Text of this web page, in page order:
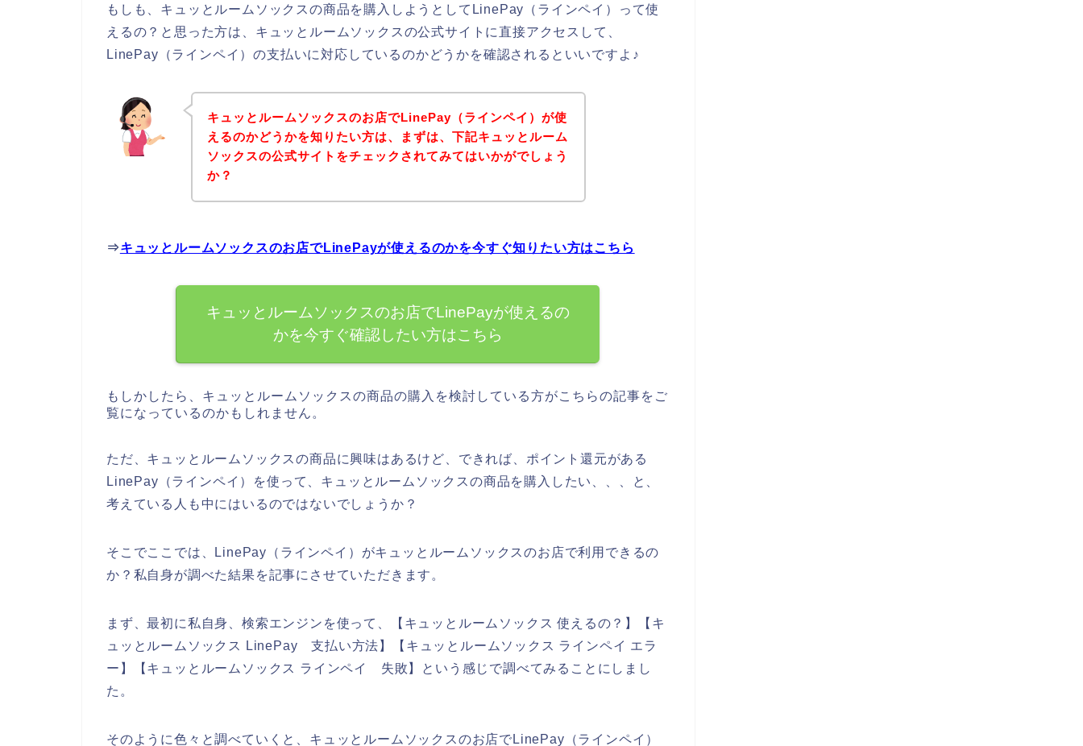
もしも、キュッとルームソックスの商品を購入しようとしてLinePay（ラインペイ）って使
えるの？と思った方は、キュッとルームソックスの公式サイトに直接アクセスして、
LinePay（ラインペイ）の支払いに対応しているのかどうかを確認されるといいですよ♪
キュッとルームソックスのお店でLinePay（ラインペイ）が使
えるのかどうかを知りたい方は、まずは、下記キュッとルーム
ソックスの公式サイトをチェックされてみてはいかがでしょう
か？
⇒キュッとルームソックスのお店でLinePayが使えるのかを今すぐ知りたい方はこちら
キュッとルームソックスのお店でLinePayが使えるの
かを今すぐ確認したい方はこちら
もしかしたら、キュッとルームソックスの商品の購入を検討している方がこちらの記事をご
覧になっているのかもしれません。
ただ、キュッとルームソックスの商品に興味はあるけど、できれば、ポイント還元がある
LinePay（ラインペイ）を使って、キュッとルームソックスの商品を購入したい、、、と、
考えている人も中にはいるのではないでしょうか？
そこでここでは、LinePay（ラインペイ）がキュッとルームソックスのお店で利用できるの
か？私自身が調べた結果を記事にさせていただきます。
まず、最初に私自身、検索エンジンを使って、【キュッとルームソックス 使えるの？】【キ
ュッとルームソックス LinePay 支払い方法】【キュッとルームソックス ラインペイ エラ
ー】【キュッとルームソックス ラインペイ 失敗】という感じで調べてみることにしまし
た。
そのように色々と調べていくと、キュッとルームソックスのお店でLinePay（ラインペイ）